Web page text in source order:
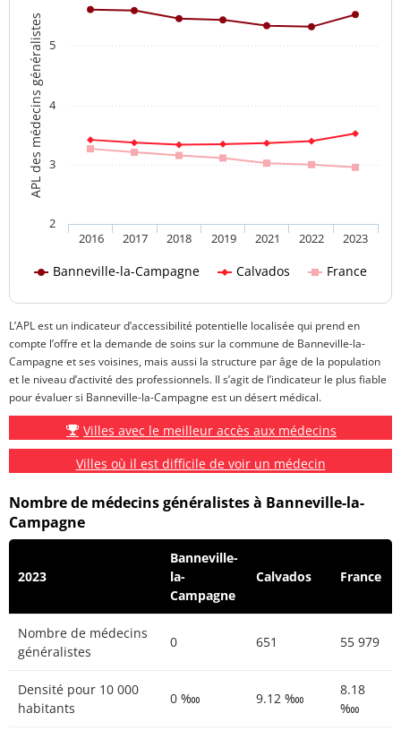
APL des médecins généralistes
Banneville-la-Campagne Calvados France
2016 2017 2018 2019 2021 2022 2023
2
3
4
5
L’APL est un indicateur d’accessibilité potentielle localisée qui prend en
compte l’offre et la demande de soins sur la commune de Banneville-la-
Campagne et ses voisines, mais aussi la structure par âge de la population
et le niveau d’activité des professionnels. Il s’agit de l’indicateur le plus fiable
pour évaluer si Banneville-la-Campagne est un désert médical.
Villes avec le meilleur accès aux médecins
Villes où il est difficile de voir un médecin
Nombre de médecins généralistes à Banneville-la-
Campagne
2023
Banneville-
la-
Campagne
Calvados France
Nombre de médecins
généralistes
0 651 55 979
Densité pour 10 000
habitants
0 ‱ 9.12 ‱
8.18
‱